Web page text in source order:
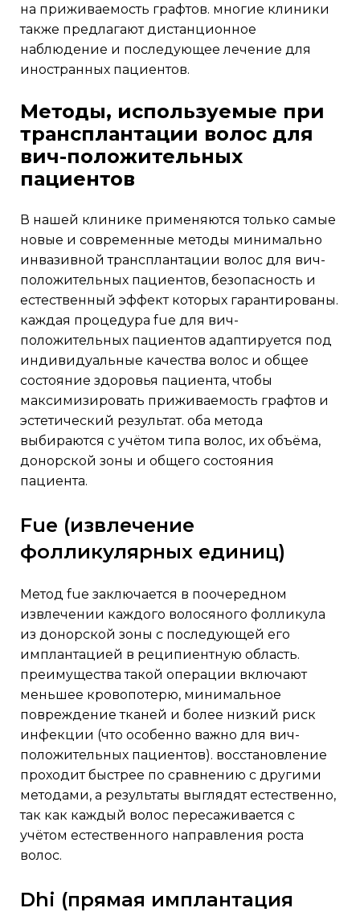
на приживаемость графтов. многие клиники
также предлагают дистанционное
наблюдение и последующее лечение для
иностранных пациентов.
методы, используемые при
трансплантации волос для
вич-положительных
пациентов
в нашей клинике применяются только самые
новые и современные методы минимально
инвазивной трансплантации волос для вич-
положительных пациентов, безопасность и
естественный эффект которых гарантированы.
каждая процедура fue для вич-
положительных пациентов адаптируется под
индивидуальные качества волос и общее
состояние здоровья пациента, чтобы
максимизировать приживаемость графтов и
эстетический результат. оба метода
выбираются с учётом типа волос, их объёма,
донорской зоны и общего состояния
пациента.
fue (извлечение
фолликулярных единиц)
метод fue заключается в поочередном
извлечении каждого волосяного фолликула
из донорской зоны с последующей его
имплантацией в реципиентную область.
преимущества такой операции включают
меньшее кровопотерю, минимальное
повреждение тканей и более низкий риск
инфекции (что особенно важно для вич-
положительных пациентов). восстановление
проходит быстрее по сравнению с другими
методами, а результаты выглядят естественно,
так как каждый волос пересаживается с
учётом естественного направления роста
волос.
dhi (прямая имплантация